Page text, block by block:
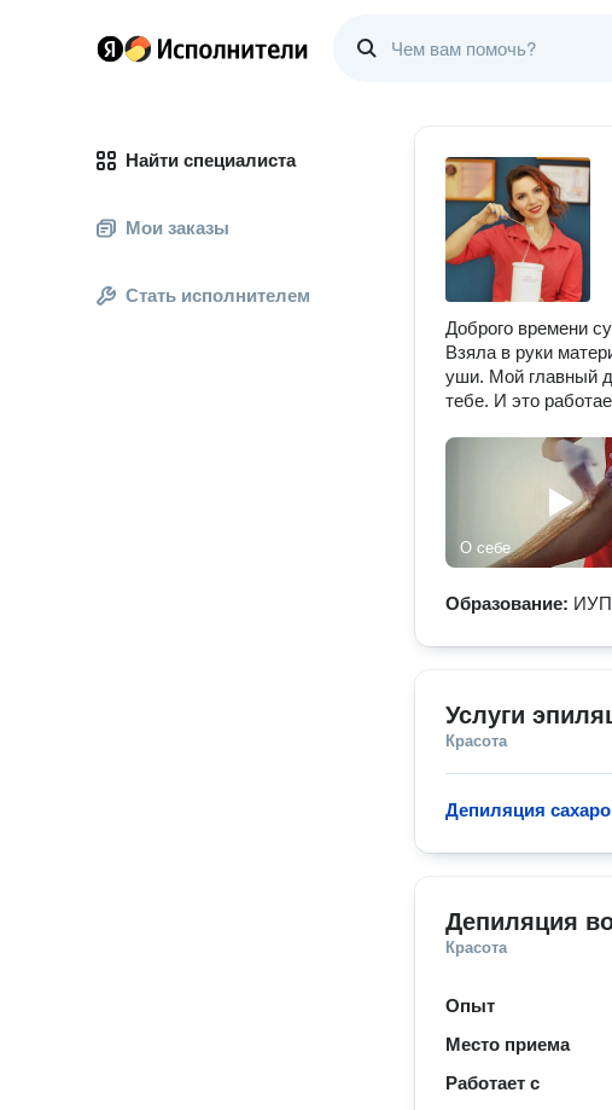
Найти специалиста
Мои заказы
Стать исполнителем
Доброго времени
Взяла в руки
уши. Мой главный
тебе. И это
О себе
Образование: ИУП
Услуги
Красота
Депиляция
Депиляция
Красота
Опыт
Место приема
Работает с